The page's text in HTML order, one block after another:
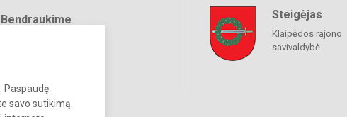
Paspaudę
savo sutikimą.
Bendraukime Steigėjas
Klaipėdos rajono
savivaldybė